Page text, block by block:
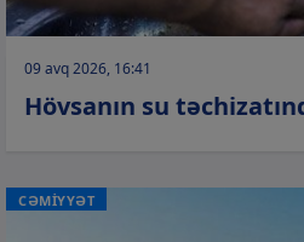
09 avq 2026, 16:41
Hövsanın su
CƏMİYYƏT